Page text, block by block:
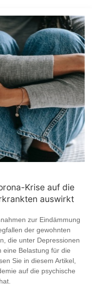
Krise auf die
auswirkt
zur Eindämmung
der gewohnten
die unter Depressionen
eine Belastung für die
Sie in diesem Artikel,
auf die psychische